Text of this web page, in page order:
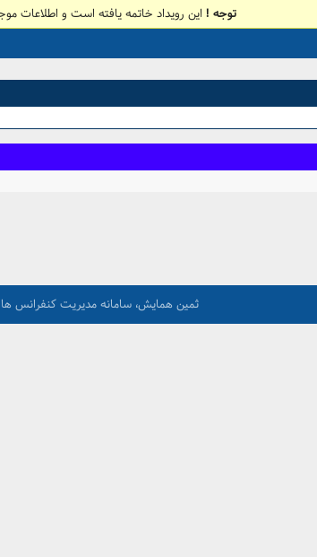
توجه ! این رویداد خاتمه یافته است و اطلاعات
ثمین همایش، سامانه مدیریت کنفرانس ها و